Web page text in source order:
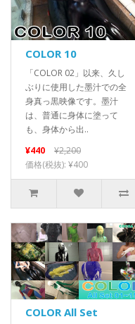
COLOR 10
「COLOR 02」以来、久し
ぶりに使用した墨汁での全
身真っ黒映像です。墨汁
は、普通に身体に塗って
も、身体から出..
¥440
¥2,200
価格(税抜): ¥400
COLOR All Set